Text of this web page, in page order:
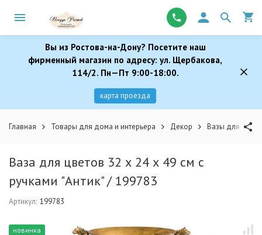
Вы из Ростова-на-Дону? Посетите наш
фирменный магазин по адресу: ул. Щербакова,
114/2. Пн—Пт 9:00-18:00.
карта проезда
Главная Товары для дома и интерьера Декор Вазы для
Ваза для цветов 32 х 24 х 49 см с
ручками "Антик" / 199783
Артикул: 199783
новинка